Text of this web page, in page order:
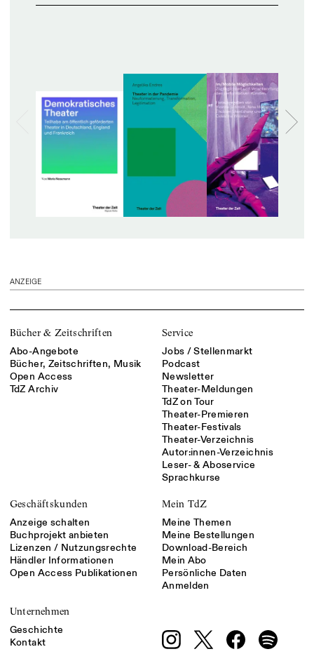
ANZEIGE
Bücher & Zeitschriften
Abo-Angebote
Bücher, Zeitschriften, Musik
Open Access
TdZ Archiv
Service
Jobs / Stellenmarkt
Podcast
Newsletter
Theater-Meldungen
TdZ on Tour
Theater-Premieren
Theater-Festivals
Theater-Verzeichnis
Autor:innen-Verzeichnis
Leser- & Aboservice
Sprachkurse
Geschäftskunden
Anzeige schalten
Buchprojekt anbieten
Lizenzen / Nutzungsrechte
Händler Informationen
Open Access Publikationen
Mein TdZ
Meine Themen
Meine Bestellungen
Download-Bereich
Mein Abo
Persönliche Daten
Anmelden
Unternehmen
Geschichte
Kontakt